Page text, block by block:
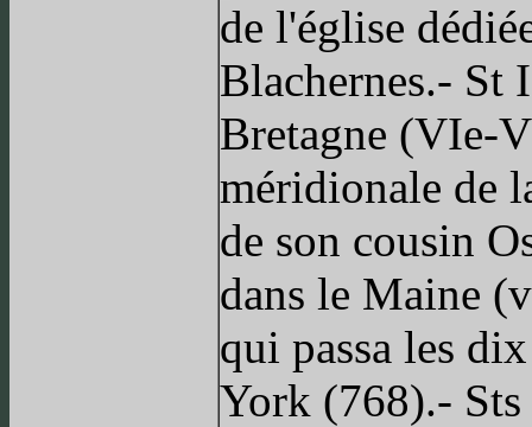
de l'église
Blachernes.- St
Bretagne (VIe-
méridionale de
de son cousin
dans le Maine
qui passa les
York (768).-